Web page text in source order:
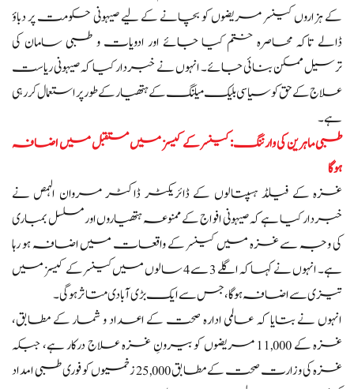
کے ہزاروں کینسر مریضوں کو بچانے کے لیے صیہونی حکومت پر دباؤ
ڈالے تاکہ محاصرہ ختم کیا جائے اور ادویات و طبی سامان کی
ترسیل ممکن بنائی جائے۔ انہوں نے خبردار کیا کہ صیہونی ریاست
علاج کے حق کو سیاسی بلیک میلنگ کے ہتھیار کے طور پر استعمال کر رہی
ہے۔
طبی ماہرین کی وارننگ: کینسر کے کیسز میں مستقبل میں اضافہ
ہوگا
غزہ کے فیلڈ ہسپتالوں کے ڈائریکٹر ڈاکٹر مروان الہمص نے
خبردار کیا ہے کہ صیہونی افواج کے ممنوعہ ہتھیاروں اور مسلسل بمباری
کی وجہ سے غزہ میں کینسر کے واقعات میں اضافہ ہو رہا
ہے۔ انہوں نے کہا کہ اگلے 3 سے 4 سالوں میں کینسر کے کیسز میں
تیزی سے اضافہ ہوگا، جس سے ایک بڑی آبادی متاثر ہوگی۔
انہوں نے بتایا کہ عالمی ادارہ صحت کے اعداد و شمار کے مطابق،
غزہ کے 11,000 مریضوں کو بیرونِ غزہ علاج درکار ہے، جبکہ
غزہ کی وزارت صحت کے مطابق 25,000 زخمیوں کو فوری طبی امداد